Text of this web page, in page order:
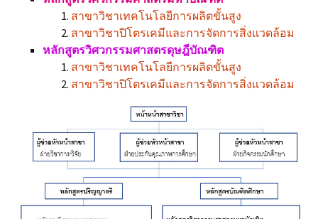
สาขาวิชาเทคโนโลยีการผลิตขั้นสูง
สาขาวิชาปิโตรเคมีและการจัดการสิ่งแวดล้อม
หลักสูตรวิศวกรรมศาสตรดุษฎีบัณฑิต
สาขาวิชาเทคโนโลยีการผลิตขั้นสูง
สาขาวิชาปิโตรเคมีและการจัดการสิ่งแวดล้อม